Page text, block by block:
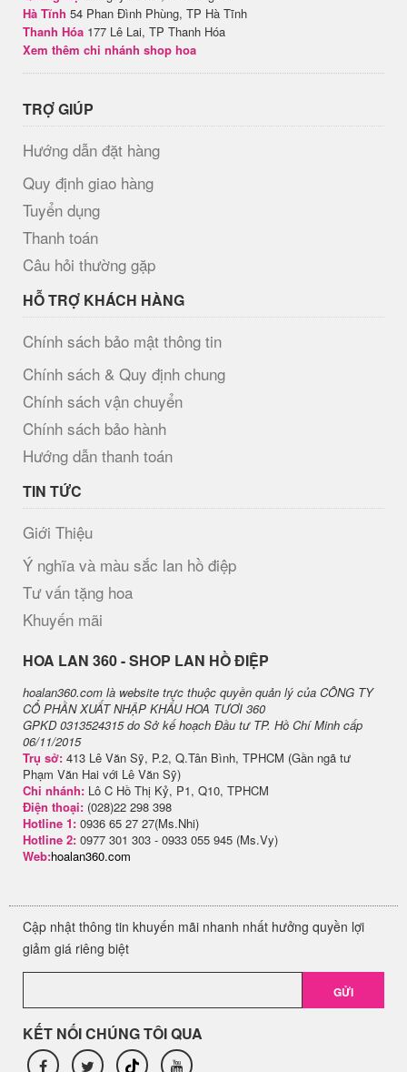
Hà Tĩnh 54 Phan Đình Phùng, TP Hà Tĩnh
Thanh Hóa 177 Lê Lai, TP Thanh Hóa
Xem thêm chi nhánh shop hoa
TRỢ GIÚP
Hướng dẫn đặt hàng
Quy định giao hàng
Tuyển dụng
Thanh toán
Câu hỏi thường gặp
HỖ TRỢ KHÁCH HÀNG
Chính sách bảo mật thông tin
Chính sách & Quy định chung
Chính sách vận chuyển
Chính sách bảo hành
Hướng dẫn thanh toán
TIN TỨC
Giới Thiệu
Ý nghĩa và màu sắc lan hồ điệp
Tư vấn tặng hoa
Khuyến mãi
H​OA LAN 360 - SHOP LAN HỒ ĐIỆP
hoalan360.com là website trực thuộc quyền quản lý của CÔNG TY
CỔ PHẦN XUẤT NHẬP KHẨU HOA TƯƠI 360
GPKD 0313524315 do Sở kế hoạch Đầu tư TP. Hồ Chí Minh cấp
06/11/2015
Trụ sở: 413 Lê Văn Sỹ, P.2, Q.Tân Bình, TPHCM (Gần ngã tư
Phạm Văn Hai với Lê Văn Sỹ)
Chi nhánh: Lô C Hồ Thị Kỷ, P1, Q10, TPHCM
Điện thoại: (028)22 298 398
Hotline 1: 0936 65 27 27(Ms.Nhi)
Hotline 2: 0977 301 303 - 0933 055 945 (Ms.Vy)
Web:hoalan360.com
Cập nhật thông tin khuyến mãi nhanh nhất hưởng quyền lợi
giảm giá riêng biệt
GỬI
KẾT NỐI CHÚNG TÔI QUA